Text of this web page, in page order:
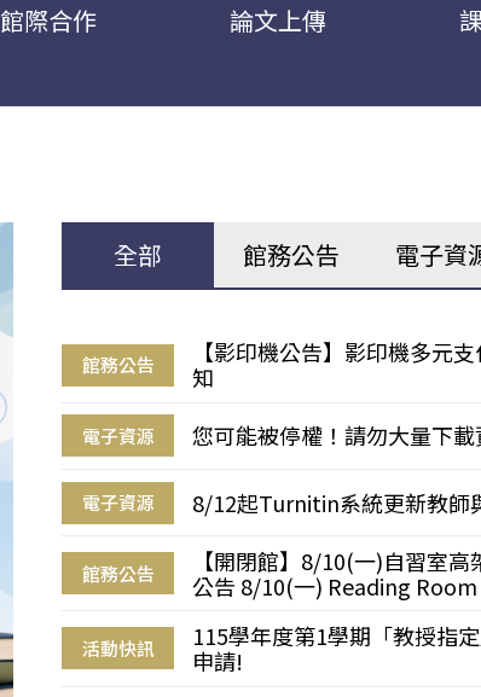
館際合作 論文上傳
全部 館務公告 電子資
館務公告
【影印機公告】影印機多元
知
電子資源 您可能被停權！請勿大量下載
電子資源 8/12起Turnitin系統更新教師
館務公告
【開閉館】8/10(一)自習室
公告 8/10(一) Reading
活動快訊
115學年度第1學期「教授指
申請!